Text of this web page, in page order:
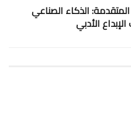
الذكاء الصناعي
الأدبي